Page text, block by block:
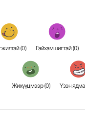
Хөгжилтэй (0) Гайхамшигтай (0)
Жихүүцмээр (0)